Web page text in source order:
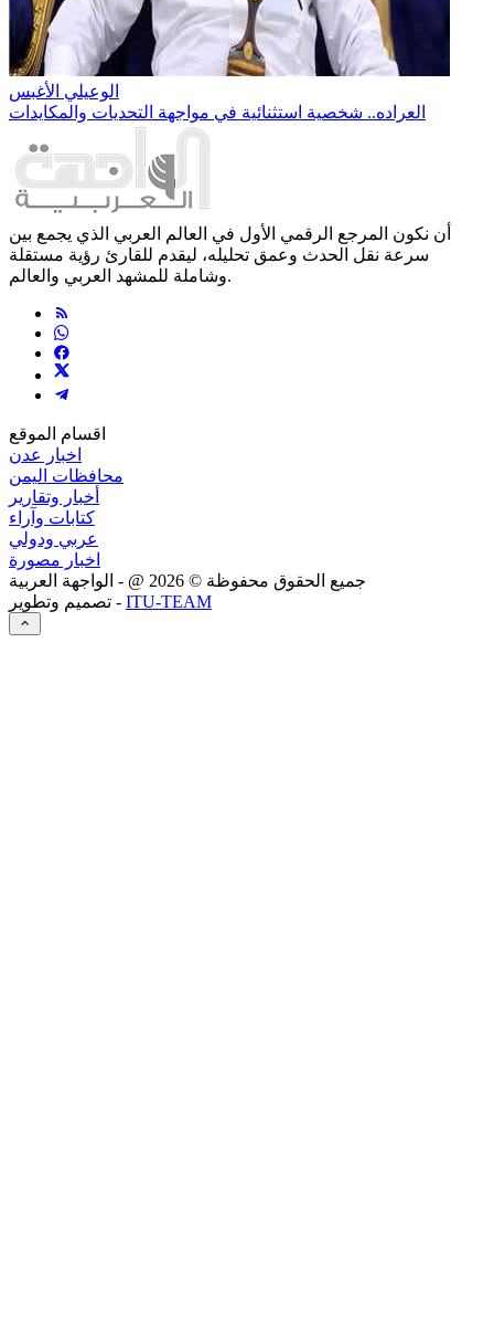
الوعيلي الأغبس
العراده.. شخصية استثنائية في مواجهة التحديات والمكايدات
أن نكون المرجع الرقمي الأول في العالم العربي الذي يجمع بين
سرعة نقل الحدث وعمق تحليله، ليقدم للقارئ رؤية مستقلة
وشاملة للمشهد العربي والعالم.
اقسام الموقع
اخبار عدن
محافظات اليمن
أخبار وتقارير
كتابات وآراء
عربي ودولي
اخبار مصورة
جميع الحقوق محفوظة © 2026 @ - الواجهة العربية
تصميم وتطوير - ITU-TEAM